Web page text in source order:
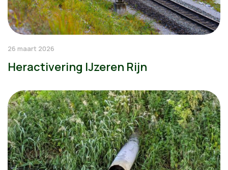
26 maart 2026
Heractivering IJzeren Rijn